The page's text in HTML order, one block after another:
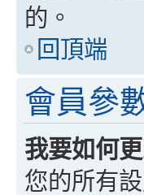
的。
回頂端
會員參
我要如何
您的所有